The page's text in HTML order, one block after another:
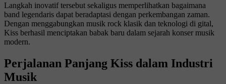
Langkah inovatif tersebut sekaligus memperlihatkan bagaimana
band legendaris dapat beradaptasi dengan perkembangan zaman.
Dengan menggabungkan musik rock klasik dan teknologi di gital,
Kiss berhasil menciptakan babak baru dalam sejarah konser musik
modern.
Perjalanan Panjang Kiss dalam Industri
Musik